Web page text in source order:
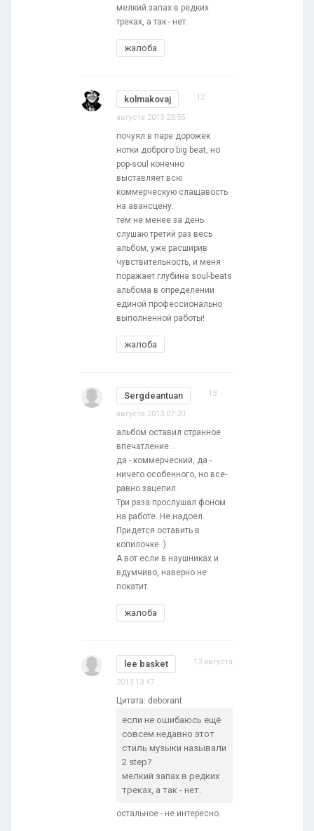
мелкий запах в редких
треках, а так - нет.
жалоба
kolmakovaj 12
августа 2013 23:55
почуял в паре дорожек
нотки доброго big beat, но
pop-soul конечно
выставляет всю
коммерческую слащавость
на авансцену.
тем не менее за день
слушаю третий раз весь
альбом, уже расширив
чувствительность, и меня
поражает глубина soul-beats
альбома в определении
единой профессионально
выполненной работы!
жалоба
Sergdeantuan 13
августа 2013 07:20
альбом оставил странное
впечатление...
да - коммерческий, да -
ничего особенного, но все-
равно зацепил.
Три раза прослушал фоном
на работе. Не надоел.
Придется оставить в
копилочке :)
А вот если в наушниках и
вдумчиво, наверно не
покатит.
жалоба
lee basket 13 августа
2013 13:47
Цитата: deborant
если не ошибаюсь ещё
совсем недавно этот
стиль музыки называли
2 step?
мелкий запах в редких
треках, а так - нет.
остальное - не интересно.